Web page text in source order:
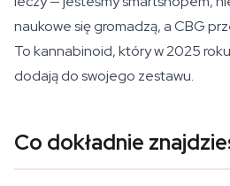
naukowe się gromadzą, a CBG
To kannabinoid, który w 2025
dodają do swojego zestawu.
Co dokładnie